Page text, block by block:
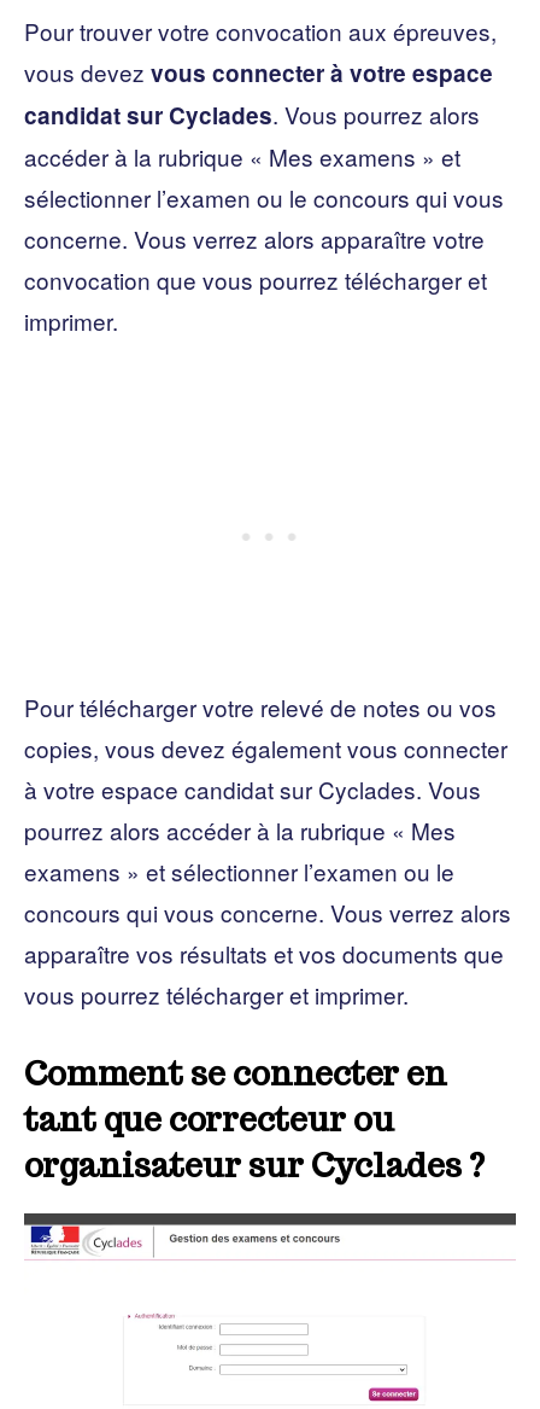
Pour trouver votre convocation aux épreuves,
vous devez vous connecter à votre espace
candidat sur Cyclades. Vous pourrez alors
accéder à la rubrique « Mes examens » et
sélectionner l’examen ou le concours qui vous
concerne. Vous verrez alors apparaître votre
convocation que vous pourrez télécharger et
imprimer.
Pour télécharger votre relevé de notes ou vos
copies, vous devez également vous connecter
à votre espace candidat sur Cyclades. Vous
pourrez alors accéder à la rubrique « Mes
examens » et sélectionner l’examen ou le
concours qui vous concerne. Vous verrez alors
apparaître vos résultats et vos documents que
vous pourrez télécharger et imprimer.
Comment se connecter en
tant que correcteur ou
organisateur sur Cyclades ?